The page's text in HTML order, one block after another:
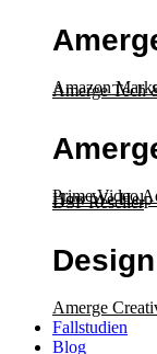
Amazon
Amerge Tech
Prime Video
How We Help
DSP Reseller
Amerge
Fallstudien
Blog